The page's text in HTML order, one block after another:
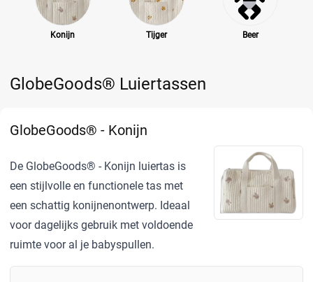
Konijn Tijger Beer
GlobeGoods® Luiertassen
GlobeGoods® - Konijn
De GlobeGoods® - Konijn luiertas is
een stijlvolle en functionele tas met
een schattig konijnenontwerp. Ideaal
voor dagelijks gebruik met voldoende
ruimte voor al je babyspullen.